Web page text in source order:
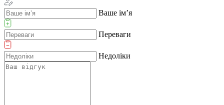
Ваше ім’я
Переваги
Недоліки